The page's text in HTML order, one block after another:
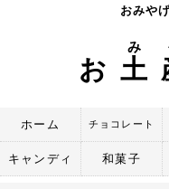
おみや
お 土
み
ホーム チョコレート
キャンディ 和菓子